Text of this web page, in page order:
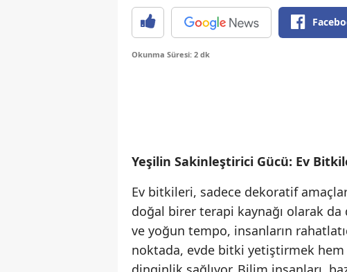
Okunma Süresi: 2 dk
Yeşilin Sakinleştirici Gücü: Ev
Ev bitkileri, sadece dekoratif
doğal birer terapi kaynağı olarak
ve yoğun tempo, insanların
noktada, evde bitki yetiştirmek hem